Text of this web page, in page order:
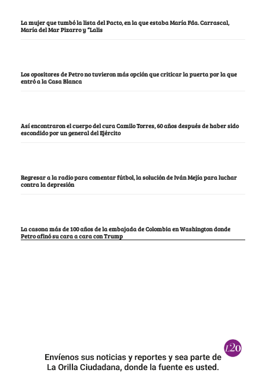
La mujer que tumbó la lista del Pacto, en la que estaba María Fda. Carrascal,
María del Mar Pizarro y “Lalis
Los opositores de Petro no tuvieron más opción que criticar la puerta por la que
entró a la Casa Blanca
Así encontraron el cuerpo del cura Camilo Torres, 60 años después de haber sido
escondido por un general del Ejército
Regresar a la radio para comentar fútbol, la solución de Iván Mejía para luchar
contra la depresión
La casona más de 100 años de la embajada de Colombia en Washington donde
Petro afinó su cara a cara con Trump